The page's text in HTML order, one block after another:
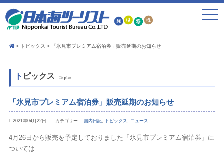
toggle
トピックス 「氷見市プレミアム宿泊券」販売延期のお知らせ
トピックス Topics
「氷見市プレミアム宿泊券」販売延期のお知らせ
2021年04月22日 カテゴリー： 国内日記, トピックス, ニュース
4月26日から販売を予定しておりました「氷見市プレミアム宿泊券」に
ついては